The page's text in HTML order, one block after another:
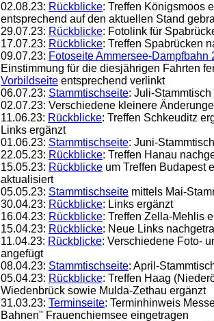
02.08.23: Rückblicke: Treffen Königsmoos
entsprechend auf den aktuellen Stand
29.07.23: Rückblicke: Fotolink für
17.07.23: Rückblicke: Treffen Spabrücken
09.07.23: Fotoseite Ammersee-Dampfbahn
Einstimmung für die diesjährigen Fahrten
Vorbildseite entsprechend verlinkt
06.07.23: Stammtischseite: Juli-
02.07.23: Verschiedene kleinere
11.06.23: Rückblicke: Treffen Schkeuditz
Links ergänzt
01.06.23: Stammtischseite: Juni-
22.05.23: Rückblicke: Treffen Hanau
15.05.23: Rückblicke um Treffen Budapest
aktualisiert
05.05.23: Stammtischseite mittels Mai-
30.04.23: Rückblicke: Links ergänzt
16.04.23: Rückblicke: Treffen Zella-Mehlis
15.04.23: Rückblicke: Neue Links
11.04.23: Rückblicke: Verschiedene Foto-
angefügt
08.04.23: Stammtischseite: April-
05.04.23: Rückblicke: Treffen Haag
Wiedenbrück sowie Mulda-Zethau ergänzt
31.03.23: Terminseite: Terminhinweis
Bahnen" Frauenchiemsee eingetragen